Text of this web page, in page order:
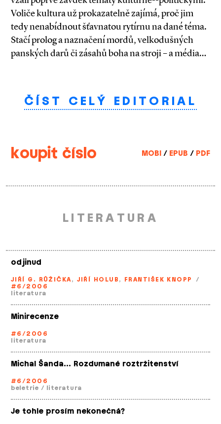
Voliče kultura už prokazatelně zajímá, proč jim
tedy nenabídnout šťavnatou rytírnu na dané téma.
Stačí prolog a naznačení mordů, velkodušných
panských darů či zásahů boha na stroji – a média…
ČÍST CELÝ EDITORIAL
koupit číslo MOBI / EPUB / PDF
LITERATURA
odjinud
JIŘÍ G. RŮŽIČKA, JIŘÍ HOLUB, FRANTIŠEK KNOPP
/
#6/2006
literatura
Minirecenze
#6/2006
literatura
Michal Šanda… Rozdumané roztržitenství
#6/2006
beletrie / literatura
Je tohle prosím nekonečná?